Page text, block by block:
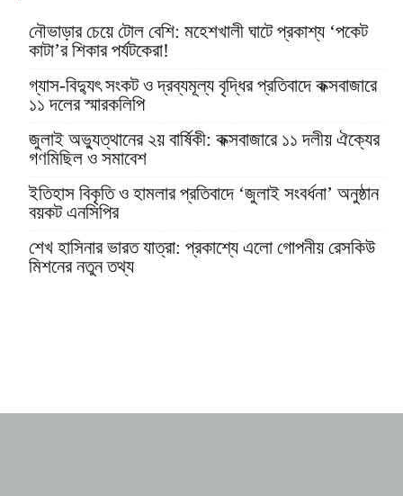
নৌভাড়ার চেয়ে টোল বেশি: মহেশখালী ঘাটে প্রকাশ্য ‘পকেট
কাটা’র শিকার পর্যটকেরা!
গ্যাস-বিদ্যুৎ সংকট ও দ্রব্যমূল্য বৃদ্ধির প্রতিবাদে কক্সবাজারে
১১ দলের স্মারকলিপি
জুলাই অভ্যুত্থানের ২য় বার্ষিকী: কক্সবাজারে ১১ দলীয় ঐক্যের
গণমিছিল ও সমাবেশ
ইতিহাস বিকৃতি ও হামলার প্রতিবাদে ‘জুলাই সংবর্ধনা’ অনুষ্ঠান
বয়কট এনসিপির
শেখ হাসিনার ভারত যাত্রা: প্রকাশ্যে এলো গোপনীয় রেসকিউ
মিশনের নতুন তথ্য